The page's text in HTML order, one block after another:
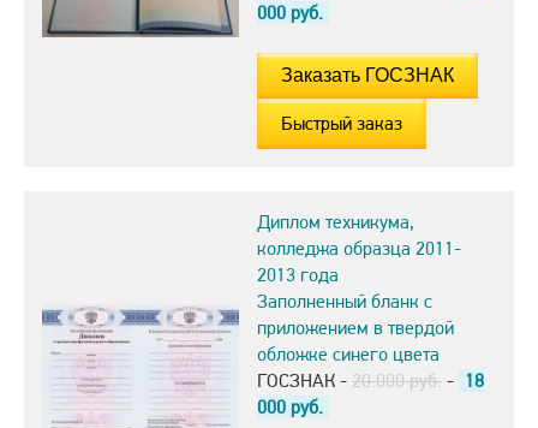
000 руб.
Быстрый заказ
Диплом техникума,
колледжа образца 2011-
2013 года
Заполненный бланк с
приложением в твердой
обложке синего цвета
ГОСЗНАК - 20.000 руб. - 18
000 руб.